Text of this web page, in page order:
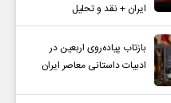
ایران + نقد و تحلیل
بازتاب پیاده‌روی اربعین در
ادبیات داستانی معاصر ایران